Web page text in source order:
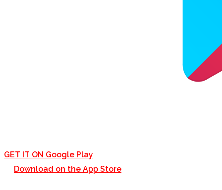
GET IT ON Google Play
Download on the App Store